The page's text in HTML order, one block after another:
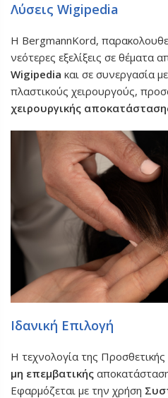
Λύσεις Wigipedia
Η BergmannKord,
νεότερες εξελίξεις σε θέματα
Wigipedia και σε συνεργασία
πλαστικούς χειρουργούς,
χειρουργικής
Ιδανική Επιλογή
Η τεχνολογία της Προσθετικής
μη επεμβατικής
Εφαρμόζεται με την χρήση